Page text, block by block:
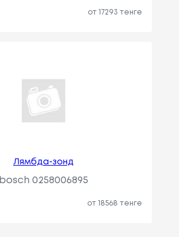
от 17293 тенге
Лямбда-зонд
bosch 0258006895
от 18568 тенге